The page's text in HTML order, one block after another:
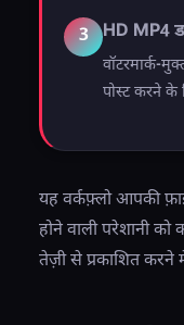
3 HD MP4
वॉटरमार्क-
पोस्ट करने के
यह वर्कफ़्लो आपकी
होने वाली परेशानी
तेज़ी से प्रकाशित करने